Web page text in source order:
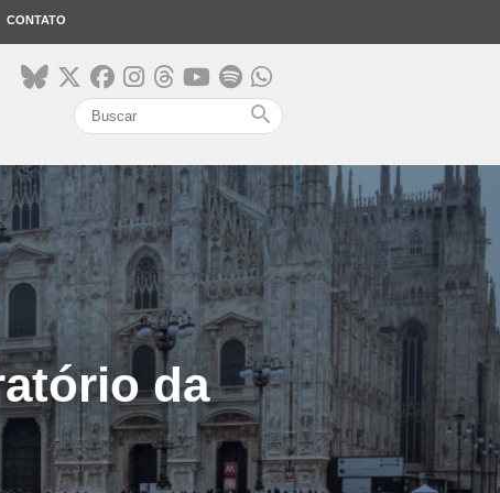
CONTATO
search
da